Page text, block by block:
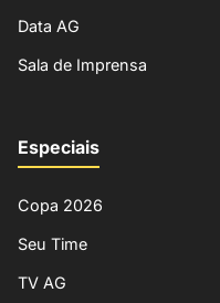
Data AG
Sala de Imprensa
Especiais
Copa 2026
Seu Time
TV AG